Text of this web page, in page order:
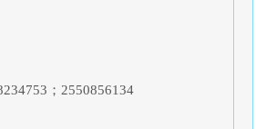
；2550856134